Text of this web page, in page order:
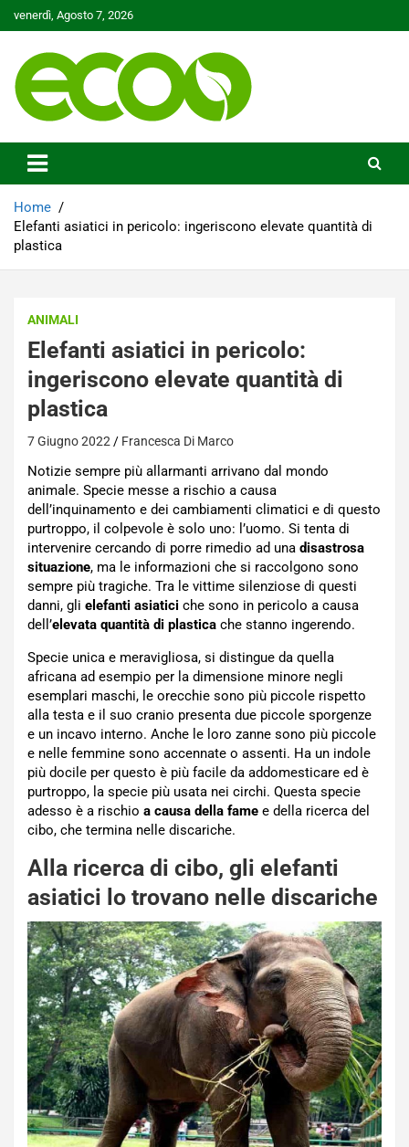
to
venerdì, Agosto 7, 2026
Ecoo.it
Home
Elefanti asiatici in pericolo: ingeriscono elevate quantità di
plastica
ANIMALI
Elefanti asiatici in pericolo:
ingeriscono elevate quantità di
plastica
7 Giugno 2022 Francesca Di Marco
Notizie sempre più allarmanti arrivano dal mondo
animale. Specie messe a rischio a causa
dell’inquinamento e dei cambiamenti climatici e di questo
purtroppo, il colpevole è solo uno: l’uomo. Si tenta di
intervenire cercando di porre rimedio ad una disastrosa
situazione, ma le informazioni che si raccolgono sono
sempre più tragiche. Tra le vittime silenziose di questi
danni, gli elefanti asiatici che sono in pericolo a causa
dell’elevata quantità di plastica che stanno ingerendo.
Specie unica e meravigliosa, si distingue da quella
africana ad esempio per la dimensione minore negli
esemplari maschi, le orecchie sono più piccole rispetto
alla testa e il suo cranio presenta due piccole sporgenze
e un incavo interno. Anche le loro zanne sono più piccole
e nelle femmine sono accennate o assenti. Ha un indole
più docile per questo è più facile da addomesticare ed è
purtroppo, la specie più usata nei circhi. Questa specie
adesso è a rischio a causa della fame e della ricerca del
cibo, che termina nelle discariche.
Alla ricerca di cibo, gli elefanti
asiatici lo trovano nelle discariche